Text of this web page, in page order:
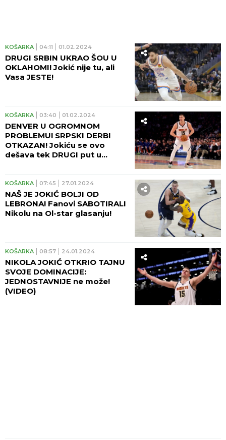
KOŠARKA 04:11 01.02.2024
DRUGI SRBIN UKRAO ŠOU U
OKLAHOMI! Jokić nije tu, ali
Vasa JESTE!
KOŠARKA 03:40 01.02.2024
DENVER U OGROMNOM
PROBLEMU! SRPSKI DERBI
OTKAZAN! Jokiću se ovo
dešava tek DRUGI put u
KOŠARKA 07:45 27.01.2024
NAŠ JE JOKIĆ BOLJI OD
LEBRONA! Fanovi SABOTIRALI
Nikolu na Ol-star glasanju!
KOŠARKA 08:57 24.01.2024
NIKOLA JOKIĆ OTKRIO TAJNU
SVOJE DOMINACIJE:
JEDNOSTAVNIJE ne može!
(VIDEO)